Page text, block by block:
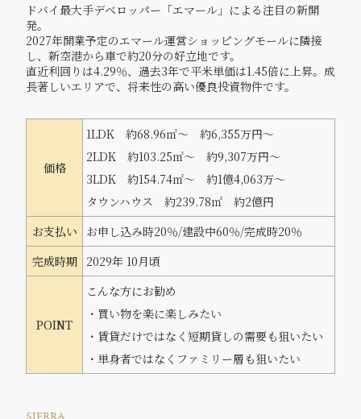
ドバイ最大手デベロッパー「エマール」による注目の新開
発。
2027年開業予定のエマール運営ショッピングモールに隣接
し、新空港から車で約20分の好立地です。
直近利回りは4.29％、過去3年で平米単価は1.45倍に上昇。成
長著しいエリアで、将来性の高い優良投資物件です。
価格
1LDK 約68.96㎡～ 約6,355万円〜
2LDK 約103.25㎡～ 約9,307万円〜
3LDK 約154.74㎡～ 約1億4,063万～
タウンハウス 約239.78㎡ 約2億円
お支払い
お申し込み時20％/建設中60％/完成時20％
完成時期
2029年 10月頃
POINT
こんな方にお勧め
・買い物を楽に楽しみたい
・賃貸だけではなく短期貸しの需要も狙いたい
・単身者ではなくファミリー層も狙いたい